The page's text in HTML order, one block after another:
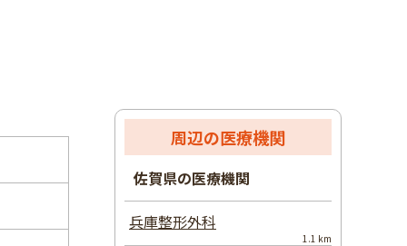
周辺の医療機関
佐賀県の医療機関
兵庫整形外科
1.1 km